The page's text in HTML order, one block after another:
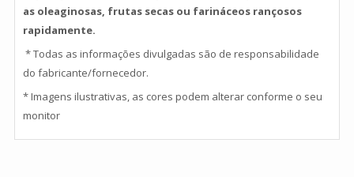
as oleaginosas, frutas secas ou farináceos rançosos
rapidamente.
* Todas as informações divulgadas são de responsabilidade
do fabricante/fornecedor.
* Imagens ilustrativas, as cores podem alterar conforme o seu
monitor